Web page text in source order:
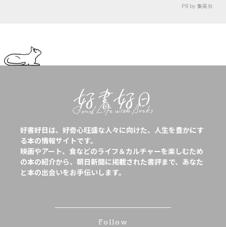
PR by 集英社
好書好日は、好奇心旺盛な人々に向けた、人生を豊かにす
る本の情報サイトです。
映画やアート、食などのライフ＆カルチャーを楽しむため
の本の紹介から、朝日新聞に掲載された書評まで、あなた
と本の出会いをお手伝いします。
Follow